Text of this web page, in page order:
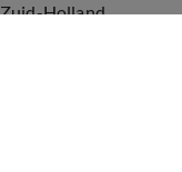
Zuid-Holland